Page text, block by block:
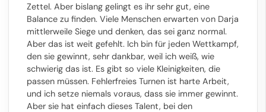
Zettel. Aber bislang gelingt es ihr sehr gut, eine
Balance zu finden. Viele Menschen erwarten von Darja
mittlerweile Siege und denken, das sei ganz normal.
Aber das ist weit gefehlt. Ich bin für jeden Wettkampf,
den sie gewinnt, sehr dankbar, weil ich weiß, wie
schwierig das ist. Es gibt so viele Kleinigkeiten, die
passen müssen. Fehlerfreies Turnen ist harte Arbeit,
und ich setze niemals voraus, dass sie immer gewinnt.
Aber sie hat einfach dieses Talent, bei den